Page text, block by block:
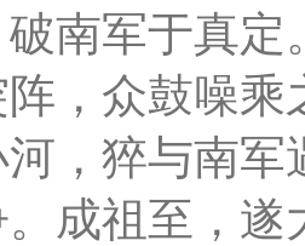
破南军于真
，众鼓噪乘
，猝与南军
成祖至，遂